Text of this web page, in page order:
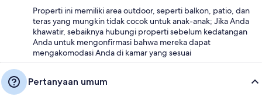
Properti ini memiliki area outdoor, seperti balkon, patio, dan
teras yang mungkin tidak cocok untuk anak-anak; Jika Anda
khawatir, sebaiknya hubungi properti sebelum kedatangan
Anda untuk mengonfirmasi bahwa mereka dapat
mengakomodasi Anda di kamar yang sesuai
Pertanyaan umum